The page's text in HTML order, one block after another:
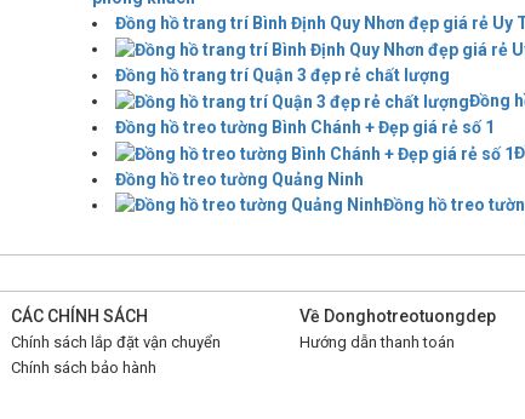
Đồng hồ trang trí Bình Định Quy Nhơn đẹp giá rẻ Uy
Đồng hồ trang trí Quận 3 đẹp rẻ chất lượng
Đồng
Đồng hồ treo tường Bình Chánh + Đẹp giá rẻ số 1
Đồng hồ treo tường Quảng Ninh
Đồng hồ treo
CÁC CHÍNH SÁCH
Chính sách lắp đặt vận chuyển
Chính sách bảo hành
Về Donghotreotuongdep
Hướng dẫn thanh toán